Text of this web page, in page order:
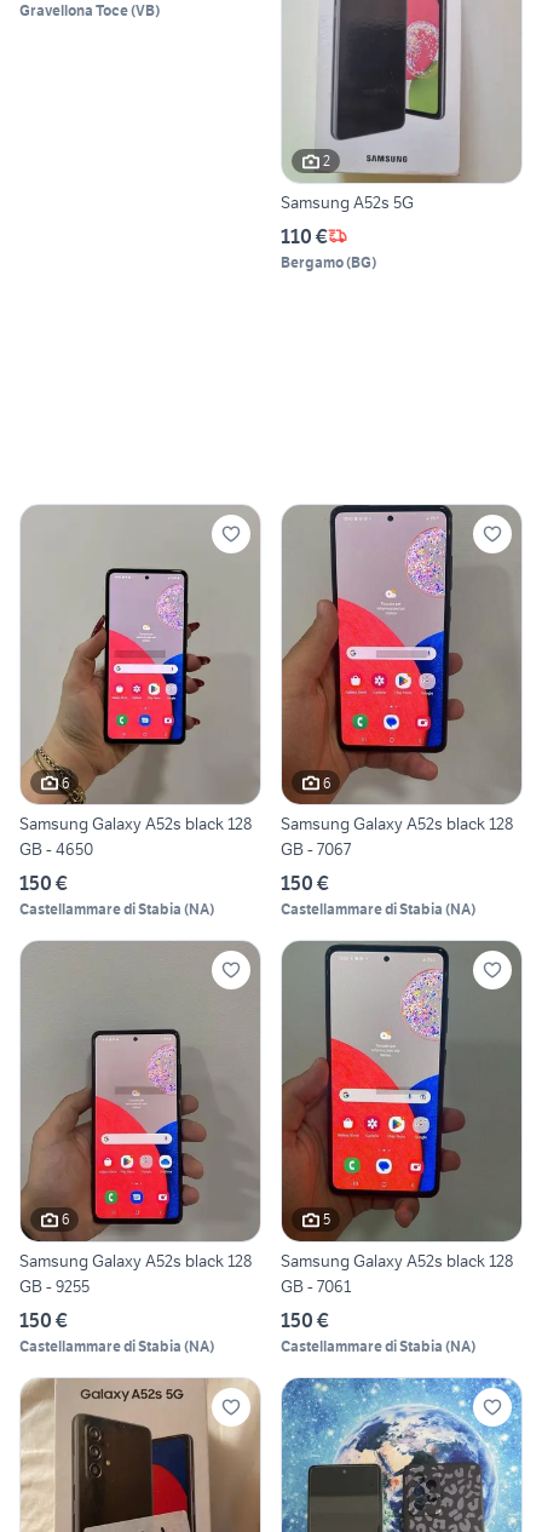
Gravellona Toce(VB)
2
Samsung A52s 5G
110 €
Bergamo(BG)
6
Samsung Galaxy A52s black 128
GB - 4650
150 €
Castellammare di Stabia (NA)
6
Samsung Galaxy A52s black 128
GB - 7067
150 €
Castellammare di Stabia (NA)
6
Samsung Galaxy A52s black 128
GB - 9255
150 €
Castellammare di Stabia (NA)
5
Samsung Galaxy A52s black 128
GB - 7061
150 €
Castellammare di Stabia (NA)